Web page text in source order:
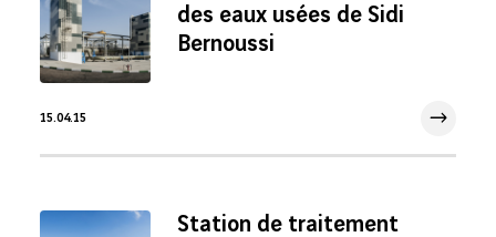
des eaux usées de Sidi
Bernoussi
15.04.15
Station de traitement